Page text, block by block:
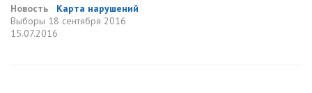
Новость
Карта нарушений
Выборы 18 сентября 2016
15.07.2016